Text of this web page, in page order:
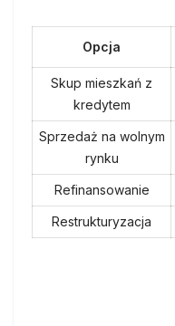
Opcja
Skup mieszkań z
kredytem
Sprzedaż na wolnym
rynku
Refinansowanie
Restrukturyzacja